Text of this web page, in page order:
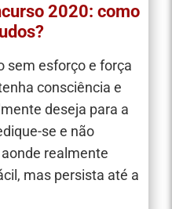
2020: como
sem esforço e força
consciência e
deseja para a
se e não
realmente
mas persista até a